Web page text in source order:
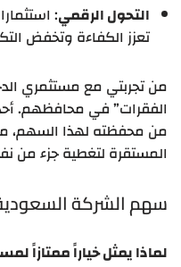
التحول الرقمي:
تعزز الكفاءة وتخفض
من تجربتي مع مستثمري
من محفظته لهذا السهم،
المستقرة لتغطية جزء من
سهم الشركة السعودية
لماذا يمثل خياراً ممتازاً